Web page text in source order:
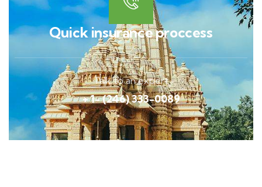
Quick insurance proccess
Talk to an expert
+ 1- (246) 333-0089